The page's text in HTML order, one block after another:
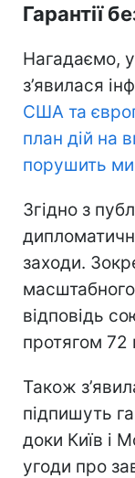
Гарантії
Нагадаємо,
з’явилася
США та
план дій на
порушить
Згідно з
заходи.
відповідь
протягом 72
Також
підпишуть
доки Київ і
угоди про